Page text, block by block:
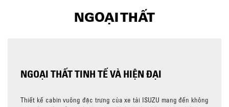
NGOẠI THẤT
NGOẠI THẤT TINH TẾ VÀ HIỆN ĐẠI
Thiết kế cabin vuông đặc trưng của xe tải ISUZU mang đến không